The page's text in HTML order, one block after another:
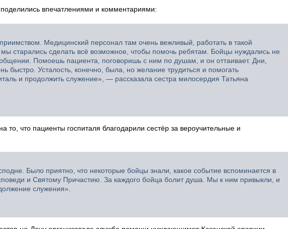
впечатлениями и комментариями:
Медицинский персонал там очень вежливый, работать в такой
старались сделать всё возможное, чтобы помочь ребятам. Бойцы нуждались не
Помоешь пациента, поговоришь с ним по душам, и он оттаивает. Дни,
быстро. Усталость, конечно, была, но желание трудиться и помогать
и продолжить служение», — рассказала сестра милосердия Татьяна
то, что пациенты госпиталя благодарили сестёр за вероучительные и
Было приятно, что некоторые бойцы знали, какое событие вспоминается в
и Святому Причастию. За каждого бойца болит душа. Мы к ним привыкли, и
служения».